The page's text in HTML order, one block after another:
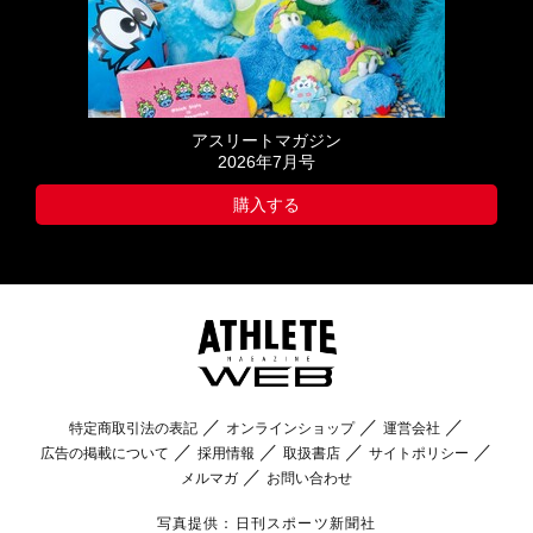
アスリートマガジン
2026年7月号
購入する
特定商取引法の表記 オンラインショップ
運営会社
広告の掲載について
採用情報 取扱書店
サイトポリシー
メルマガ
お問い合わせ
写真提供：日刊スポーツ新聞社